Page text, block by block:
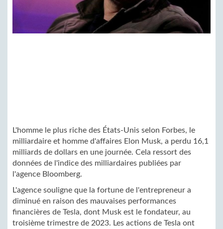
L'homme le plus riche des États-Unis selon Forbes, le
milliardaire et homme d'affaires Elon Musk, a perdu 16,1
milliards de dollars en une journée. Cela ressort des
données de l'indice des milliardaires publiées par
l'agence Bloomberg.
L'agence souligne que la fortune de l'entrepreneur a
diminué en raison des mauvaises performances
financières de Tesla, dont Musk est le fondateur, au
troisième trimestre de 2023. Les actions de Tesla ont